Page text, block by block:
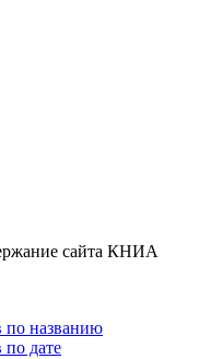
сайта КНИА
по названию
дате